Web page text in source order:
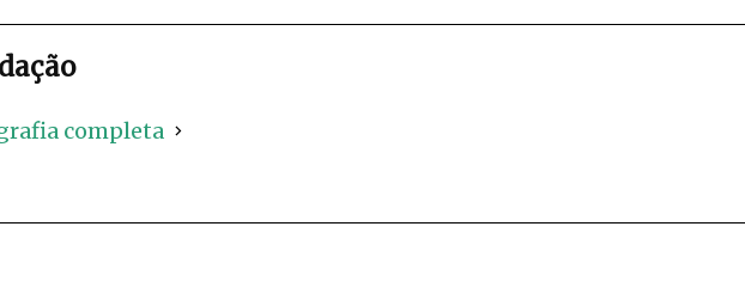
completa